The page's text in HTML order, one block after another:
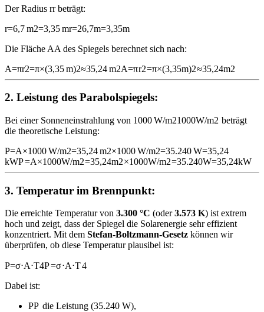
Der Radius rrbeträgt:
r=6,7 m2=3,35 mr=26,7m=3,35m
Die Fläche AA des Spiegels berechnet sich nach:
A=πr2=π×(3,35 m)2≈35,24 m2A=πr2=π×(3,35m)2≈35,24m2
2. Leistung des Parabolspiegels:
Bei einer Sonneneinstrahlung von 1000 W/m21000W/m2 beträgt
die theoretische Leistung:
P=A×1000 W/m2=35,24 m2×1000 W/m2=35.240 W=35,24
kWP=A×1000W/m2=35,24m2×1000W/m2=35.240W=35,24kW
3. Temperatur im Brennpunkt:
Die erreichte Temperatur von 3.300 °C (oder3.573 K) ist extrem
hoch und zeigt, dass der Spiegel die Solarenergie sehr effizient
konzentriert. Mit dem Stefan-Boltzmann-Gesetz können wir
überprüfen, ob diese Temperatur plausibel ist:
P=σ⋅A⋅T4P=σ⋅A⋅T4
Dabei ist:
PP die Leistung (35.240 W),